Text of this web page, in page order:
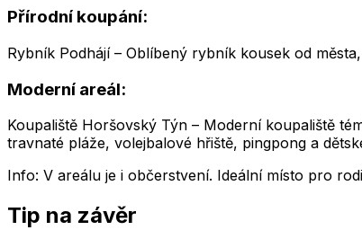
Přírodní koupání:
Rybník Podhájí – Oblíbený rybník kousek od
Moderní areál:
Koupaliště Horšovský Týn – Moderní koupaliště
travnaté pláže, volejbalové hřiště, pingpong a
Info: V areálu je i občerstvení. Ideální místo pro
Tip na závěr